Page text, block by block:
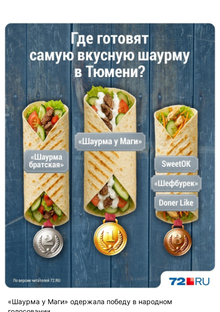
«Шаурма у Маги» одержала победу в народном